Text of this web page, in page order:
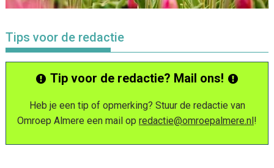
Tips voor de redactie
Tip voor de redactie? Mail ons!
Heb je een tip of opmerking? Stuur de redactie van
Omroep Almere een mail op redactie@omroepalmere.nl!